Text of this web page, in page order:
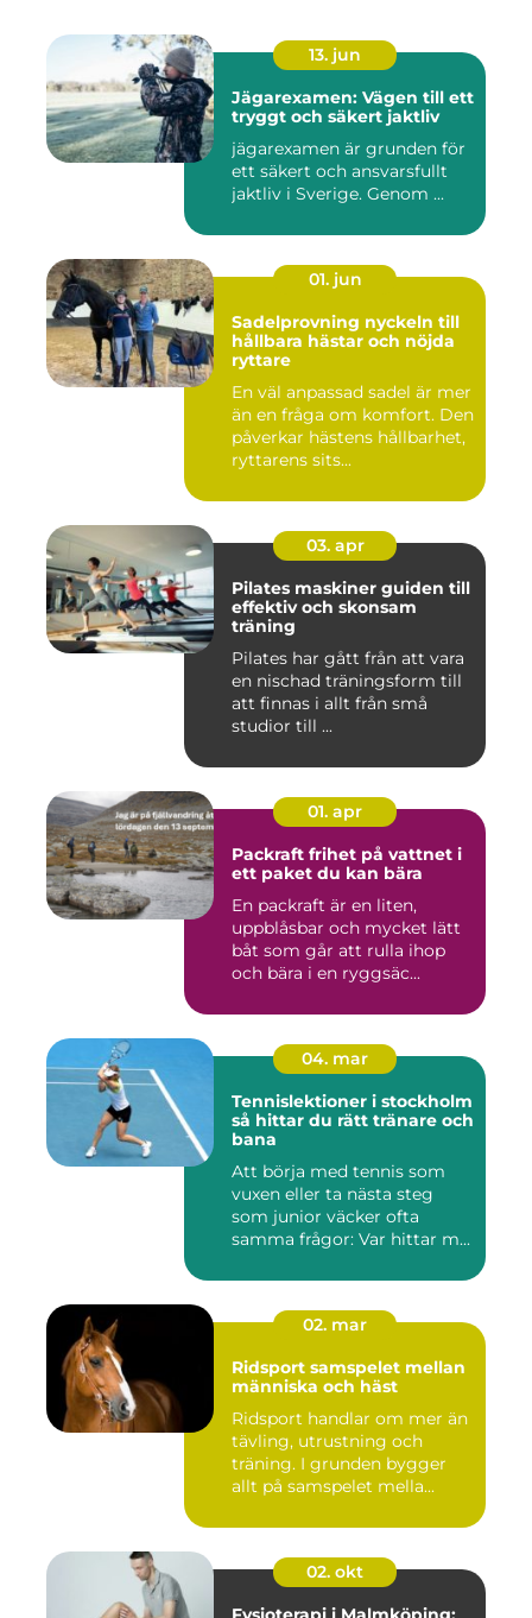
13. jun
Jägarexamen: Vägen till ett
tryggt och säkert jaktliv
jägarexamen är grunden för
ett säkert och ansvarsfullt
jaktliv i Sverige. Genom ...
01. jun
Sadelprovning nyckeln till
hållbara hästar och nöjda
ryttare
En väl anpassad sadel är mer
än en fråga om komfort. Den
påverkar hästens hållbarhet,
ryttarens sits...
03. apr
Pilates maskiner guiden till
effektiv och skonsam
träning
Pilates har gått från att vara
en nischad träningsform till
att finnas i allt från små
studior till ...
01. apr
Packraft frihet på vattnet i
ett paket du kan bära
En packraft är en liten,
uppblåsbar och mycket lätt
båt som går att rulla ihop
och bära i en ryggsäc...
04. mar
Tennislektioner i stockholm
så hittar du rätt tränare och
bana
Att börja med tennis som
vuxen eller ta nästa steg
som junior väcker ofta
samma frågor: Var hittar m...
02. mar
Ridsport samspelet mellan
människa och häst
Ridsport handlar om mer än
tävling, utrustning och
träning. I grunden bygger
allt på samspelet mella...
02. okt